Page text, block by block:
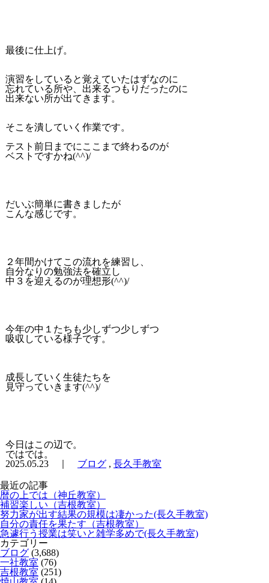
最後に仕上げ。
演習をしていると覚えていたはずなのに
忘れている所や、出来るつもりだったのに
出来ない所が出てきます。
そこを潰していく作業です。
テスト前日までにここまで終わるのが
ベストですかね(^^)/
だいぶ簡単に書きましたが
こんな感じです。
２年間かけてこの流れを練習し、
自分なりの勉強法を確立し
中３を迎えるのが理想形(^^)/
今年の中１たちも少しずつ少しずつ
吸収している様子です。
成長していく生徒たちを
見守っていきます(^^)/
今日はこの辺で。
ではでは。
2025.05.23 ｜ ブログ, 長久手教室
最近の記事
暦の上では（神丘教室）
補習楽しい（吉根教室）
努力家が出す結果の規模は凄かった(長久手教室)
自分の責任を果たす（吉根教室）
急遽行う授業は笑いと雑学多めで(長久手教室)
カテゴリー
ブログ (3,688)
一社教室 (76)
吉根教室 (251)